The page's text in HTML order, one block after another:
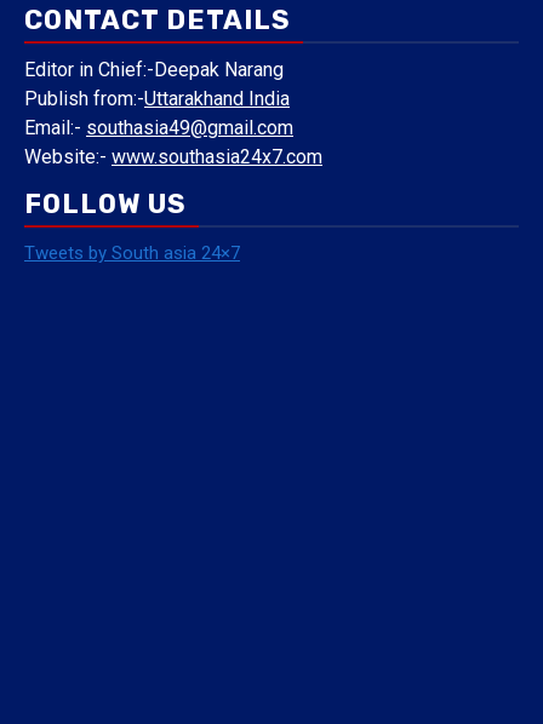
CONTACT DETAILS
Editor in Chief:-Deepak Narang
Publish from:-Uttarakhand India
Email:- southasia49@gmail.com
Website:- www.southasia24x7.com
FOLLOW US
Tweets by South asia 24×7